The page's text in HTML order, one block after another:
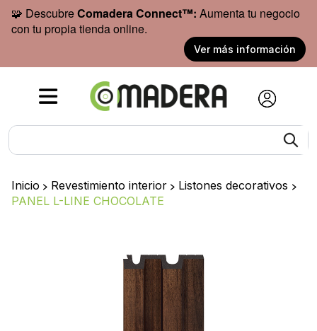
🧩 DescubreComadera Connect™: Aumenta tu negocio
con tu propia tienda online.
Ver más información
Inicio > Revestimiento interior > Listones decorativos >
PANEL L-LINE CHOCOLATE